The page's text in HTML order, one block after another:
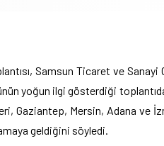
Samsun Ticaret ve Sanayi
yoğun ilgi gösterdiği
Gaziantep, Mersin, Adana ve
geldiğini söyledi.